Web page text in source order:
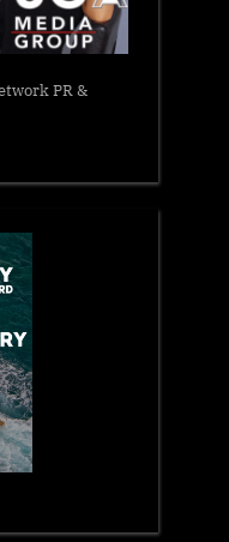
PR &